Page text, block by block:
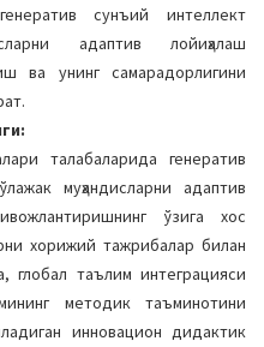
генератив сунъий интеллект
адаптив лойиҳалаш
ва унинг самарадорлигини
талабаларида генератив
муҳандисларни адаптив
ўзига хос
хорижий тажрибалар билан
глобал таълим интеграцияси
методик таъминотини
инновацион дидактик